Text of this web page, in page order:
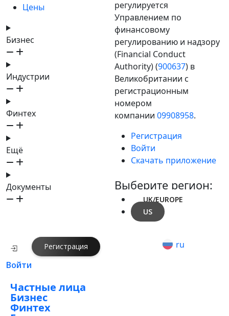
Цены
Бизнес
Индустрии
Финтех
Ещё
Документы
регулируется
Управлением по
финансовому
регулированию и надзору
(Financial Conduct
Authority) (900637) в
Великобритании с
регистрационным
номером
компании 09908958.
Регистрация
Войти
Скачать приложение
Выберите регион:
UK/EUROPE
US
Войти
Регистрация ru
Частные лица
Бизнес
Финтех